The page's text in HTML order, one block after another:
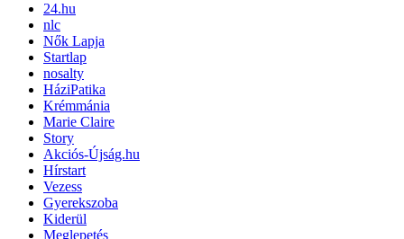
24.hu
nlc
Nők Lapja
Startlap
nosalty
HáziPatika
Krémmánia
Marie Claire
Story
Akciós-Újság.hu
Hírstart
Vezess
Gyerekszoba
Kiderül
Meglepetés